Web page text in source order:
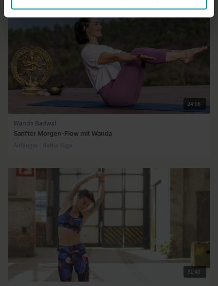
24:06
Wanda Badwal
Sanfter Morgen-Flow mit Wanda
Anfänger | Hatha Yoga
31:49